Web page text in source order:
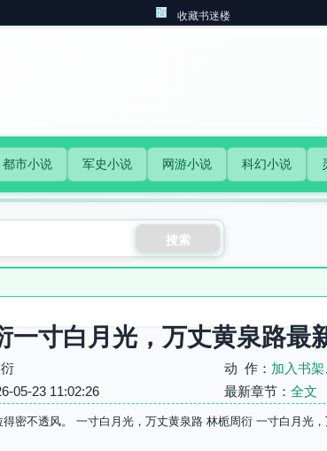
收藏书迷楼
都市小说 军史小说 网游小说 科幻小说
搜索
一寸白月光，万丈黄泉路最
动 作： 加入书架
05-23 11:02:26
最新章节： 全文
密不透风。 一寸白月光，万丈黄泉路 林栀周衍 一寸白月光